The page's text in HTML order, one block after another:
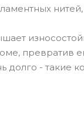
нитей,
превратив
долго - такие